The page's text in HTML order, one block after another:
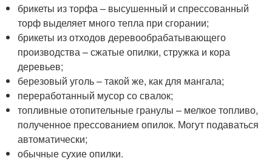
брикеты из торфа – высушенный и спрессованный
торф выделяет много тепла при сгорании;
брикеты из отходов деревообрабатывающего
производства – сжатые опилки, стружка и кора
деревьев;
березовый уголь – такой же, как для мангала;
переработанный мусор со свалок;
топливные отопительные гранулы – мелкое топливо,
полученное прессованием опилок. Могут подаваться
автоматически;
обычные сухие опилки.